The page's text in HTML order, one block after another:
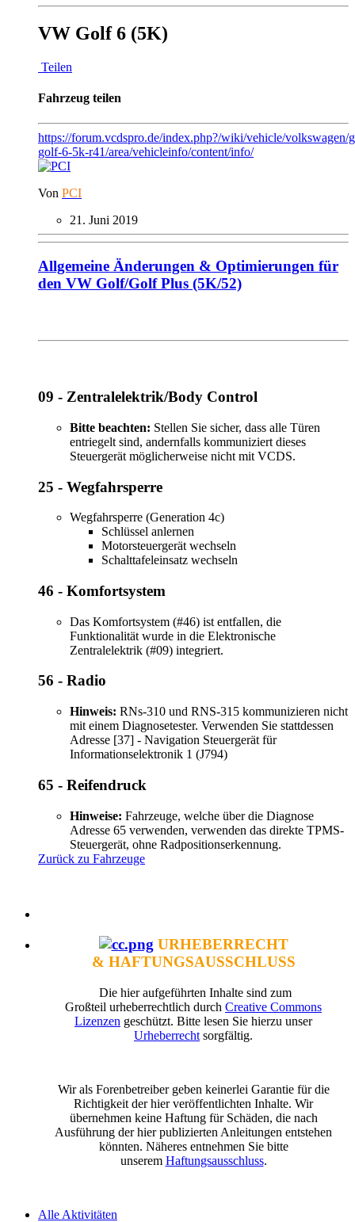
VW Golf 6 (5K)
Teilen
Fahrzeug teilen
https://forum.vcdspro.de/index.php?/wiki/vehicle/volkswagen/
golf-6-5k-r41/area/vehicleinfo/content/info/
Von PCI
21. Juni 2019
Allgemeine Änderungen & Optimierungen für
den VW Golf/Golf Plus (5K/52)
09 - Zentralelektrik/Body Control
Bitte beachten: Stellen Sie sicher, dass alle Türen
entriegelt sind, andernfalls kommuniziert dieses
Steuergerät möglicherweise nicht mit VCDS.
25 - Wegfahrsperre
Wegfahrsperre (Generation 4c)
Schlüssel anlernen
Motorsteuergerät wechseln
Schalttafeleinsatz wechseln
46 - Komfortsystem
Das Komfortsystem (#46) ist entfallen, die
Funktionalität wurde in die Elektronische
Zentralelektrik (#09) integriert.
56 - Radio
Hinweis: RNs-310 und RNS-315 kommunizieren nicht
mit einem Diagnosetester. Verwenden Sie stattdessen
Adresse [37] - Navigation Steuergerät für
Informationselektronik 1 (J794)
65 - Reifendruck
Hinweise: Fahrzeuge, welche über die Diagnose
Adresse 65 verwenden, verwenden das direkte TPMS-
Steuergerät, ohne Radpositionserkennung.
Zurück zu Fahrzeuge
URHEBERRECHT
& HAFTUNGSAUSSCHLUSS
Die hier aufgeführten Inhalte sind zum
Großteil urheberrechtlich durch Creative Commons
Lizenzen geschützt. Bitte lesen Sie hierzu unser
Urheberrecht sorgfältig.
Wir als Forenbetreiber geben keinerlei Garantie für die
Richtigkeit der hier veröffentlichten Inhalte. Wir
übernehmen keine Haftung für Schäden, die nach
Ausführung der hier publizierten Anleitungen entstehen
könnten. Näheres entnehmen Sie bitte
unserem Haftungsausschluss.
Alle Aktivitäten